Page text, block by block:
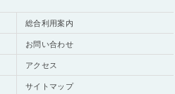
総合利用案内
お問い合わせ
アクセス
サイトマップ